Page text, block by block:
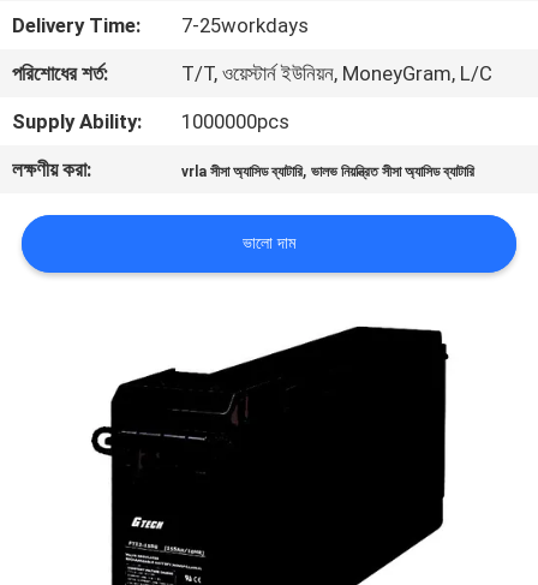
আমাদের
সাথে
যোগাযোগ
খবর
একটি
Delivery Time:
7-25workdays
পরিশোধের শর্ত:
T/T, ওয়েস্টার্ন ইউনিয়ন, MoneyGram, L/C
Supply Ability:
1000000pcs
লক্ষণীয় করা:
vrla সীসা অ্যাসিড ব্যাটারি,ভালভ নিয়ন্ত্রিত সীসা অ্যাসিড ব্যাটারি
ভালো দাম